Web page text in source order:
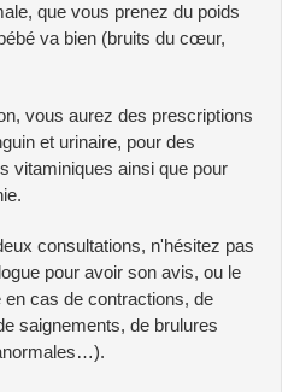
que vous prenez du poids
va bien (bruits du cœur,
vous aurez des prescriptions
et urinaire, pour des
vitaminiques ainsi que pour
consultations, n'hésitez pas
pour avoir son avis, ou le
cas de contractions, de
saignements, de brulures